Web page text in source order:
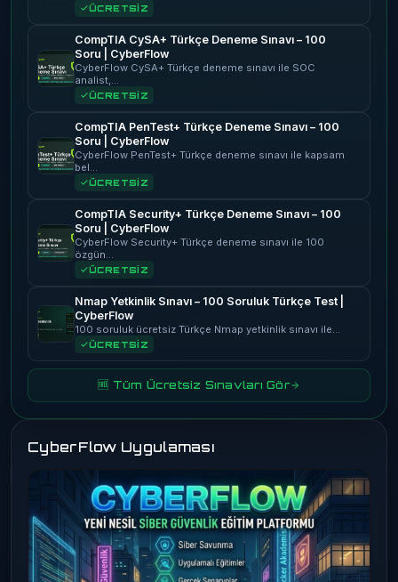
ÜCRETSİZ
CompTIA CySA+ Türkçe Deneme Sınavı – 100
Soru | CyberFlow
CyberFlow CySA+ Türkçe deneme sınavı ile SOC
analist,…
ÜCRETSİZ
CompTIA PenTest+ Türkçe Deneme Sınavı – 100
Soru | CyberFlow
CyberFlow PenTest+ Türkçe deneme sınavı ile kapsam
bel…
ÜCRETSİZ
CompTIA Security+ Türkçe Deneme Sınavı – 100
Soru | CyberFlow
CyberFlow Security+ Türkçe deneme sınavı ile 100
özgün…
ÜCRETSİZ
Nmap Yetkinlik Sınavı – 100 Soruluk Türkçe Test |
CyberFlow
100 soruluk ücretsiz Türkçe Nmap yetkinlik sınavı ile…
ÜCRETSİZ
🆓 Tüm Ücretsiz Sınavları Gör
CyberFlow Uygulaması